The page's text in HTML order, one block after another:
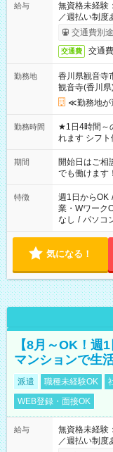
給与
無資格未経
／週払い制度
了次第のお支
交通費別
交通費 交通
勤務地
香川県観音寺
観音寺(香川県
≪勤務地が
勤務時間
★1日4時間～の時短シフト
れます シフ
18：00 11：00～20：00 な
合わせ週40
週20時間以上
派遣法（日雇
業はご案内が
期間
開始日はご
でも働けます！
特徴 週1日からOK /
業・Wワーク
なし / パソコ
気になる！
【8月～OK！週
マンションで生
派遣 職種未経験OK
WEB登録・面接OK
給与
無資格未経
／週払い制度